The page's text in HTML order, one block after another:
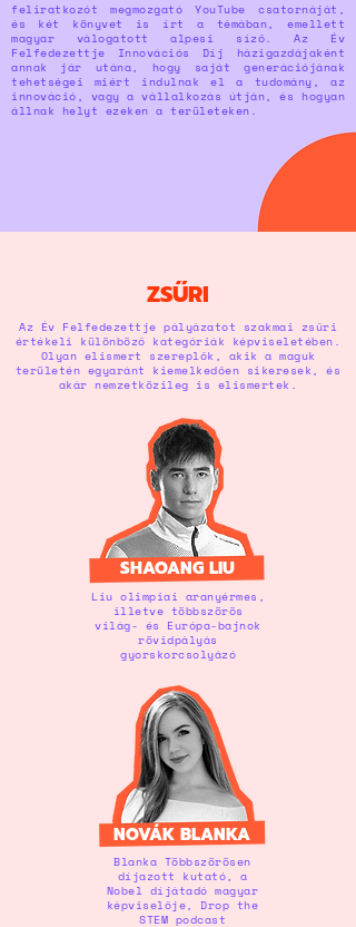
feliratkozót megmozgató YouTube csatornáját,
és két könyvet is írt a témában, emellett
magyar válogatott alpesi síző. Az Év
Felfedezettje Innovációs Díj házigazdájaként
annak jár utána, hogy saját generációjának
tehetségei miért indulnak el a tudomány, az
innováció, vagy a vállalkozás útján, és hogyan
állnak helyt ezeken a területeken.
ZSŰRI
Az Év Felfedezettje pályázatot szakmai zsűri
értékeli különböző kategóriák képviseletében.
Olyan elismert szereplők, akik a maguk
területén egyaránt kiemelkedően sikeresek, és
akár nemzetközileg is elismertek.
SHAOANG LIU
Liu olimpiai aranyérmes,
illetve többszörös
világ- és Európa-bajnok
rövidpályás
gyorskorcsolyázó
NOVÁK BLANKA
Blanka Többszörösen
díjazott kutató, a
Nobel díjátadó magyar
képviselője, Drop the
STEM podcast